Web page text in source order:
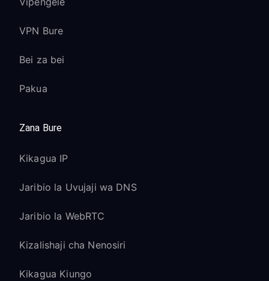
VPN Bure
Bei za bei
Pakua
Zana Bure
Kikagua IP
Jaribio la Uvujaji wa DNS
Jaribio la WebRTC
Kizalishaji cha Nenosiri
Kikagua Kiungo